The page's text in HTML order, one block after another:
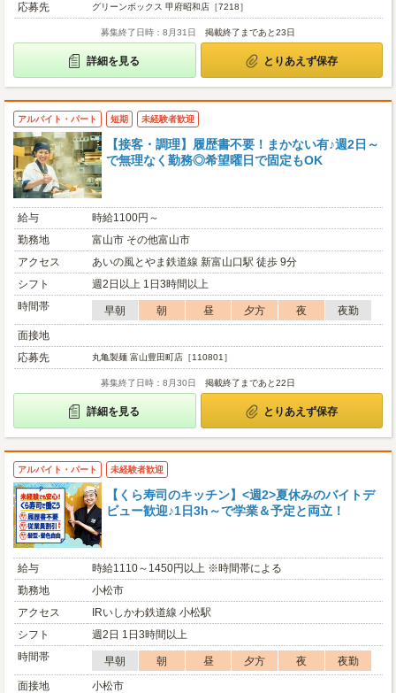
応募先
グリーンボックス 甲府昭和店［7218］
募集終了日時：8月31日 掲載終了まであと23日
詳細を見る とりあえず保存
アルバイト・パート 短期 未経験者歓迎
【接客・調理】履歴書不要！まかない有♪週2日～
で無理なく勤務◎希望曜日で固定もOK
給与
時給1100円～
勤務地
富山市 その他富山市
アクセス
あいの風とやま鉄道線 新富山口駅 徒歩 9分
シフト
週2日以上 1日3時間以上
時間帯
早朝 朝 昼 夕方 夜
夜勤
面接地
応募先
丸亀製麺 富山豊田町店［110801］
募集終了日時：8月30日 掲載終了まであと22日
詳細を見る とりあえず保存
アルバイト・パート 未経験者歓迎
【くら寿司のキッチン】<週2>夏休みのバイトデ
ビュー歓迎♪1日3h～で学業＆予定と両立！
給与
時給1110～1450円以上 ※時間帯による
勤務地
小松市
アクセス
IRいしかわ鉄道線 小松駅
シフト
週2日 1日3時間以上
時間帯
早朝 朝 昼 夕方 夜
夜勤
面接地
小松市